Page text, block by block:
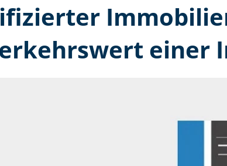
einer